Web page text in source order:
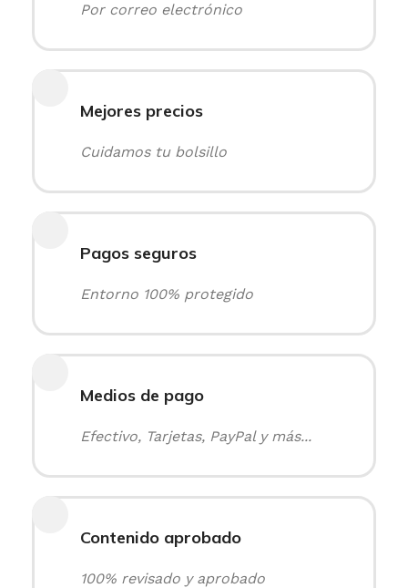
Por correo electrónico
Mejores precios
Cuidamos tu bolsillo
Pagos seguros
Entorno 100% protegido
Medios de pago
Efectivo, Tarjetas, PayPal y más...
Contenido aprobado
100% revisado y aprobado